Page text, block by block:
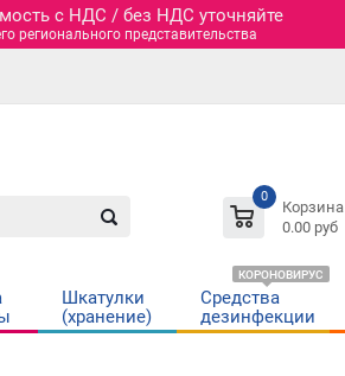
c НДС / без НДС уточняйте
регионального представительства
0
Корзина
0.00 руб
Шкатулки
(хранение)
Средства
дезинфекции
КОРОНОВИРУС